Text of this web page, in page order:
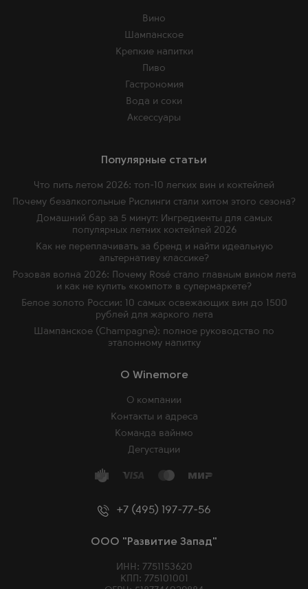
+7 (495) 197-77-56
ООО "Развитие Запад"
ИНН: 7751153620
КПП: 775101001
O Winemore
О компании
Контакты и адреса
Команда вайнмо
Дегустации
Вино
Шампанское
Крепкие напитки
Пиво
Гастрономия
Вода и соки
Аксессуары
Популярные статьи
Что пить летом 2026: топ-10 легких вин и коктейлей
Почему безалкогольные Рислинги стали хитом этого сезона?
Домашний бар за 5 минут: Ингредиенты для самых
популярных летних коктейлей 2026
Как не переплачивать за бренд и найти идеальную
альтернативу классике?
Розовая волна 2026: Почему Rosé стало главным вином лета
и как не купить «компот» в супермаркете?
Белое золото России: 10 самых освежающих вин до 1500
рублей для жаркого лета
Шампанское (Champagne): полное руководство по
эталонному напитку